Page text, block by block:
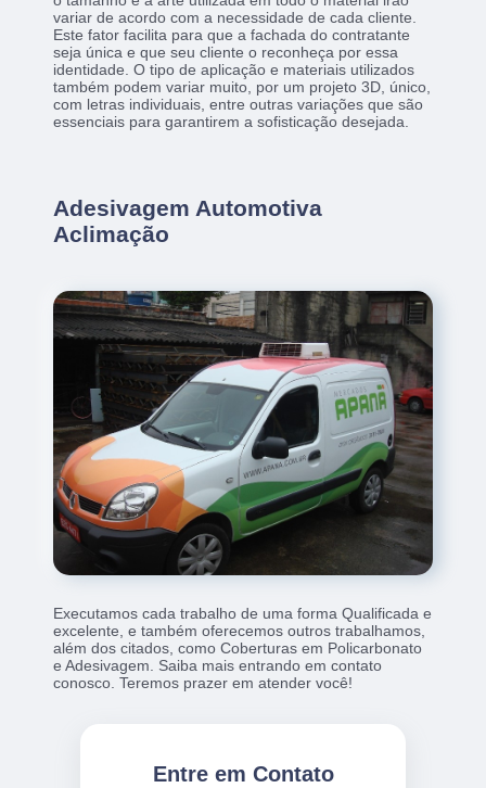
variar de acordo com a necessidade de cada cliente.
Este fator facilita para que a fachada do contratante
seja única e que seu cliente o reconheça por essa
identidade. O tipo de aplicação e materiais utilizados
também podem variar muito, por um projeto 3D, único,
com letras individuais, entre outras variações que são
essenciais para garantirem a sofisticação desejada.
Adesivagem Automotiva
Aclimação
Executamos cada trabalho de uma forma Qualificada e
excelente, e também oferecemos outros trabalhamos,
além dos citados, como Coberturas em Policarbonato
e Adesivagem. Saiba mais entrando em contato
conosco. Teremos prazer em atender você!
Entre em Contato